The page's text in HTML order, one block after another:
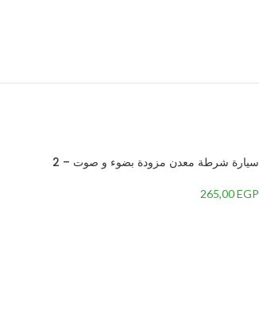
سيارة شرطة معدن مزودة بضوء و صوت – 2
265,00EGP